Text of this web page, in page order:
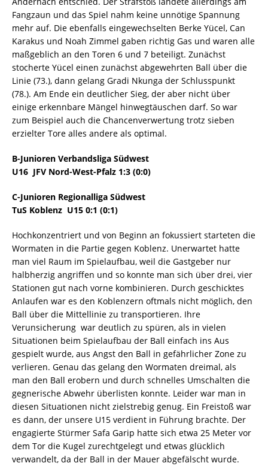
Fangzaun und das Spiel nahm keine unnötige Spannung
mehr auf. Die ebenfalls eingewechselten Berke Yücel, Can
Karakus und Noah Zimmel gaben richtig Gas und waren alle
maßgeblich an den Toren 6 und 7 beteiligt. Zunächst
stocherte Yücel einen zunächst abgewehrten Ball über die
Linie (73.), dann gelang Gradi Nkunga der Schlusspunkt
(78.). Am Ende ein deutlicher Sieg, der aber nicht über
einige erkennbare Mängel hinwegtäuschen darf. So war
zum Beispiel auch die Chancenverwertung trotz sieben
erzielter Tore alles andere als optimal.
B-Junioren Verbandsliga Südwest
U16  JFV Nord-West-Pfalz 1:3 (0:0)
C-Junioren Regionalliga Südwest
TuS Koblenz  U15 0:1 (0:1)
Hochkonzentriert und von Beginn an fokussiert starteten die
Wormaten in die Partie gegen Koblenz. Unerwartet hatte
man viel Raum im Spielaufbau, weil die Gastgeber nur
halbherzig angriffen und so konnte man sich über drei, vier
Stationen gut nach vorne kombinieren. Durch geschicktes
Anlaufen war es den Koblenzern oftmals nicht möglich, den
Ball über die Mittellinie zu transportieren. Ihre
Verunsicherung war deutlich zu spüren, als in vielen
Situationen beim Spielaufbau der Ball einfach ins Aus
gespielt wurde, aus Angst den Ball in gefährlicher Zone zu
verlieren. Genau das gelang den Wormaten dreimal, als
man den Ball erobern und durch schnelles Umschalten die
gegnerische Abwehr überlisten konnte. Leider war man in
diesen Situationen nicht zielstrebig genug. Ein Freistoß war
es dann, der unsere U15 verdient in Führung brachte. Der
engagierte Stürmer Safa Garip hatte sich etwa 25 Meter vor
dem Tor die Kugel zurechtgelegt und etwas glücklich
verwandelt, da der Ball in der Mauer abgefälscht wurde.